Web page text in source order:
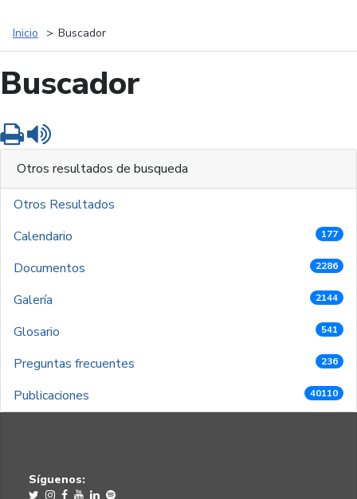
Inicio Buscador
Buscador
Imprimir
Otros resultados de busqueda
Otros Resultados
Calendario
177
Documentos 2286
Galería 2144
Glosario 541
Preguntas frecuentes 236
Publicaciones 40110
Síguenos: